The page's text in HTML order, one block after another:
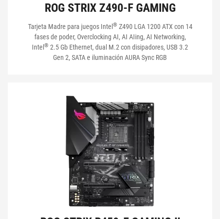
ROG STRIX Z490-F GAMING
Tarjeta Madre para juegos Intel ® Z490 LGA 1200 ATX con 14
fases de poder, Overclocking AI, AI AIing, AI Networking,
Intel ® 2.5 Gb Ethernet, dual M.2 con disipadores, USB 3.2
Gen 2, SATA e iluminación AURA Sync RGB